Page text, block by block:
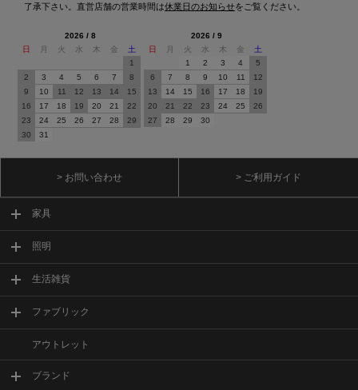
了承下さい。直営店舗の営業時間は休業日のお知らせをご覧ください。
2026 / 8
日
月 火 水 木 金
土
1
2
3 4 5 6 7
8
9
10 11 12 13 14
15
16
17 18 19 20 21
22
23
24 25 26 27 28
29
30
31
2026 / 9
日
月 火 水 木 金
土
1
2 3 4
5
6
7 8 9 10 11
12
13
14 15 16 17 18
19
20
21 22 23 24 25
26
27
28 29 30
> お問い合わせ > ご利用ガイド
家具
照明
生活雑貨
ファブリック
アウトレット
ブランド